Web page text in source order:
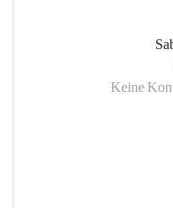
Keine